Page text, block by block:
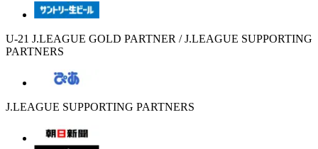
U-21 J.LEAGUE GOLD PARTNER / J.LEAGUE SUPPORTING
PARTNERS
J.LEAGUE SUPPORTING PARTNERS